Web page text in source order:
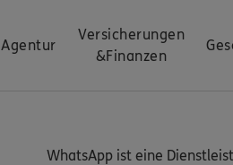
Agentur
Versicherungen
&Finanzen
WhatsApp ist eine